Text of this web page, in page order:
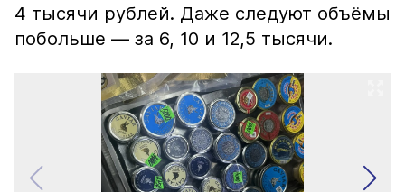
4 тысячи рублей. Даже следуют объёмы
побольше — за 6, 10 и 12,5 тысячи.